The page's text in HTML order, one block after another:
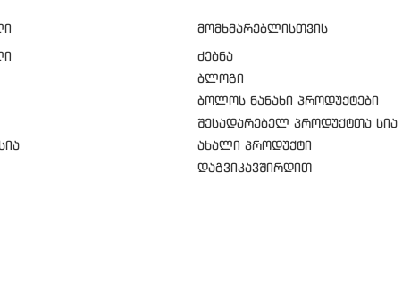
მომხმარებლისთვის
ძებნა
ბლოგი
ბოლოს ნანახი პროდუქტები
შესადარებელ პროდუქტთა სია
ახალი პროდუქტი
დაგვიკავშირდით